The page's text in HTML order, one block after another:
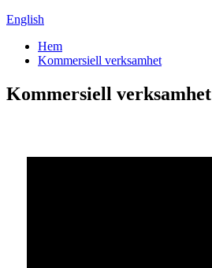
English
Hem
Kommersiell verksamhet
Kommersiell verksamhet